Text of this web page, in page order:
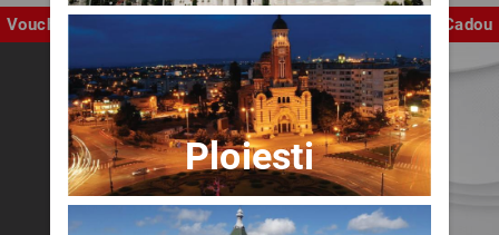
Voucher Cadou
Ploiesti